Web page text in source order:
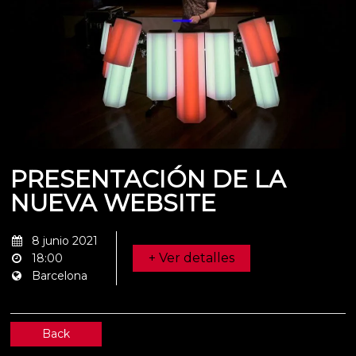
PRESENTACIÓN DE LA
NUEVA WEBSITE
8 junio 2021
18:00
Barcelona
+ Ver detalles
Back